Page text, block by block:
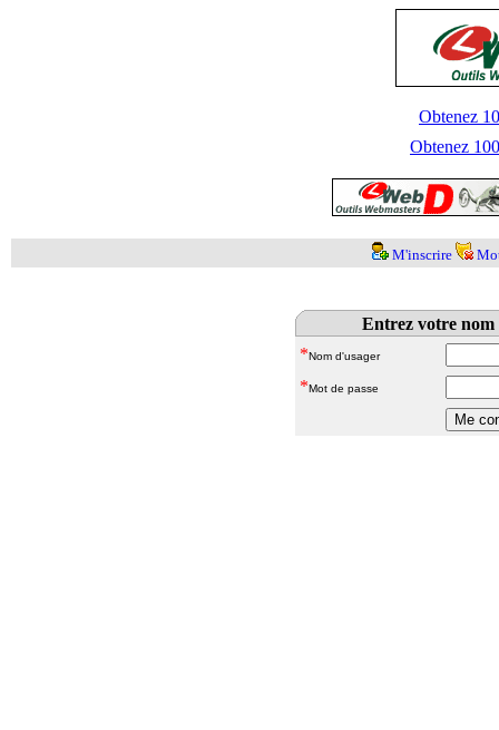
Obtenez
Obtenez
M'inscrire
Entrez votre nom
*Nom d'usager
*Mot de passe